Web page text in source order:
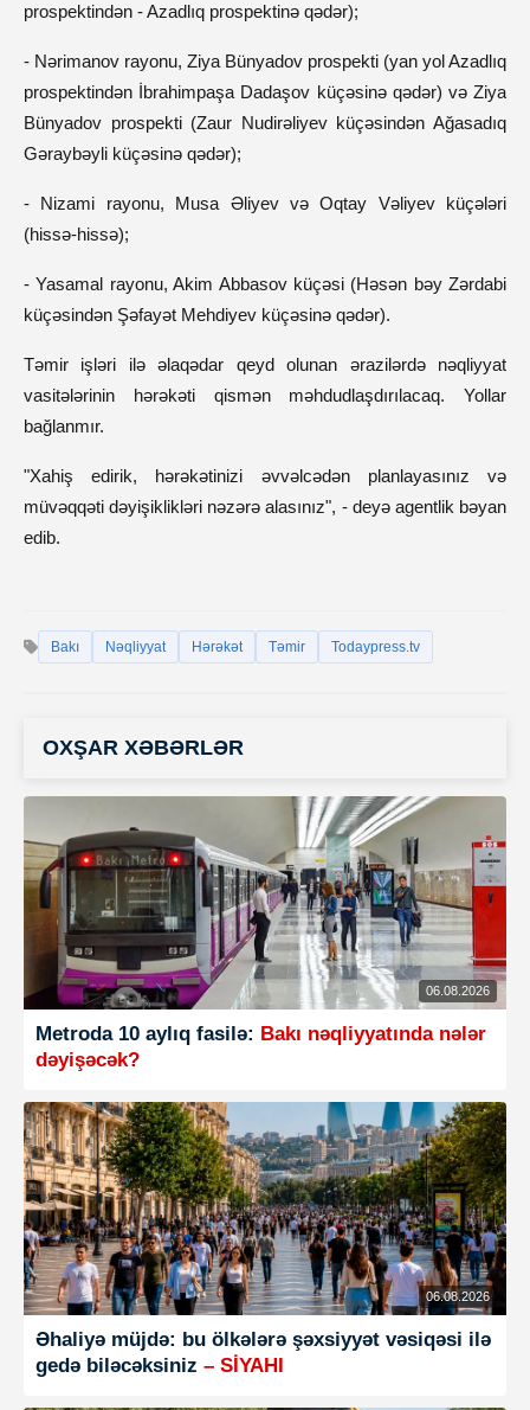
prospektindən - Azadlıq prospektinə qədər);
- Nərimanov rayonu, Ziya Bünyadov prospekti (yan yol Azadlıq
prospektindən İbrahimpaşa Dadaşov küçəsinə qədər) və Ziya
Bünyadov prospekti (Zaur Nudirəliyev küçəsindən Ağasadıq
Gəraybəyli küçəsinə qədər);
- Nizami rayonu, Musa Əliyev və Oqtay Vəliyev küçələri
(hissə-hissə);
- Yasamal rayonu, Akim Abbasov küçəsi (Həsən bəy Zərdabi
küçəsindən Şəfayət Mehdiyev küçəsinə qədər).
Təmir işləri ilə əlaqədar qeyd olunan ərazilərdə nəqliyyat
vasitələrinin hərəkəti qismən məhdudlaşdırılacaq. Yollar
bağlanmır.
"Xahiş edirik, hərəkətinizi əvvəlcədən planlayasınız və
müvəqqəti dəyişiklikləri nəzərə alasınız", - deyə agentlik bəyan
edib.
Bakı Nəqliyyat Hərəkət Təmir Todaypress.tv
OXŞAR XƏBƏRLƏR
06.08.2026
Metroda 10 aylıq fasilə: Bakı nəqliyyatında nələr
dəyişəcək?
06.08.2026
Əhaliyə müjdə: bu ölkələrə şəxsiyyət vəsiqəsi ilə
gedə biləcəksiniz – SİYAHI